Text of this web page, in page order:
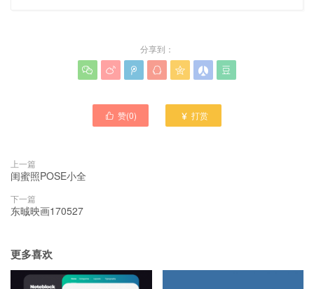
分享到：
      
 赞(0)  打赏
上一篇
闺蜜照POSE小全
下一篇
东晠映画170527
更多喜欢